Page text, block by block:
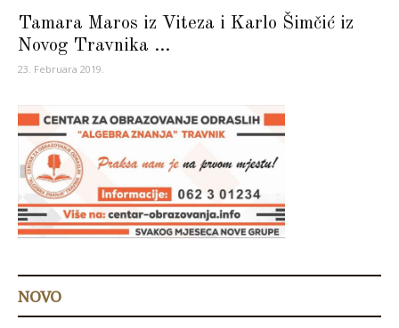
Tamara Maros iz Viteza i Karlo Šimčić iz
Novog Travnika ...
23. Februara 2019.
NOVO